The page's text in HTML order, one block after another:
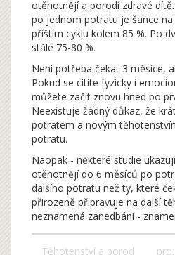
otěhotnějí a porodí zdravé
po jednom potratu je šance
příštím cyklu kolem 85 %. Po
stále 75-80 %.
Není potřeba čekat 3 měsíce,
Pokud se cítíte fyzicky i
můžete začít znovu hned po
Neexistuje žádný důkaz, že
potratem a novým
potratu.
Naopak - některé studie
otěhotnějí do 6 měsíců po
dalšího potratu než ty, které
přirozeně připravuje na další
neznamená zanedbání -
Těhotenství a porod